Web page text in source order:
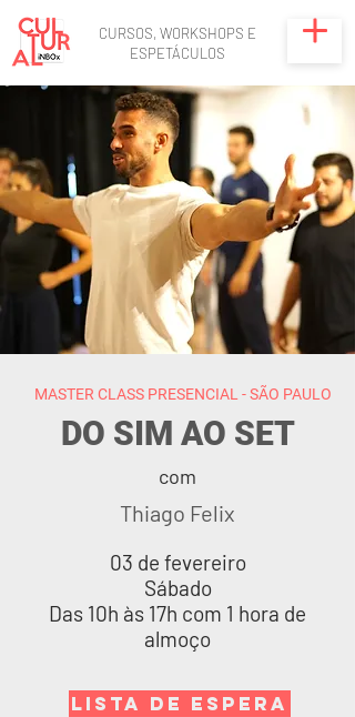
CURSOS, WORKSHOPS E
ESPETÁCULOS
MASTER CLASS PRESENCIAL - SÃO PAULO
DO SIM AO SET
com
Thiago Felix
03 de fevereiro
Sábado
Das 10h às 17h com 1 hora de
almoço
LISTA DE ESPERA